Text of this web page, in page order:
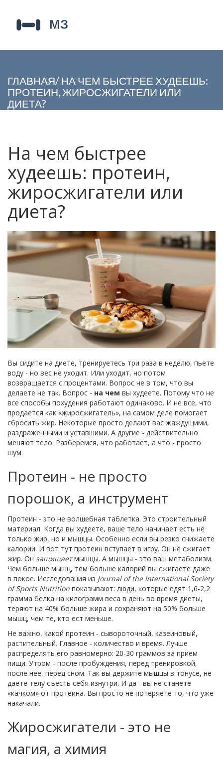
ГЛАВНАЯ/ НА ЧЕМ БЫСТРЕЕ ХУДЕЕШЬ:
ПРОТЕИН, ЖИРОСЖИГАТЕЛИ ИЛИ
ДИЕТА?
На чем быстрее
худеешь: протеин,
жиросжигатели или
диета?
Вы сидите на диете, тренируетесь три раза в неделю, пьете
воду - но вес не уходит. Или уходит, но потом
возвращается с процентами. Вопрос не в том, что вы
делаете не так. Вопрос - на чем вы худеете. Потому что не
все способы похудения работают одинаково. И не все, что
продается как «жиросжигатель», на самом деле помогает
сбросить жир. Некоторые просто делают вас жаждущими,
раздраженными и уставшими. А другие - действительно
меняют тело. Разберемся, что работает, а что - просто
шум.
Протеин - не просто
порошок, а инструмент
Протеин - это не волшебная таблетка. Это строительный
материал. Когда вы худеете, ваше тело начинает есть не
только жир, но и мышцы. Особенно если вы резко снижаете
калории. И вот тут протеин вступает в игру. Он не сжигает
жир. Он защищаетмышцы. А мышцы - это ваш метаболизм.
Чем больше мышц, тем больше калорий вы сжигаете даже
в покое. Исследования из Journal of the International Society
of Sports Nutrition показывают: люди, которые едят 1,6-2,2
грамма белка на килограмм веса в день во время диеты,
теряют на 40% больше жира и сохраняют на 50% больше
мышц, чем те, кто ест меньше.
Не важно, какой протеин - сывороточный, казеиновый,
растительный. Главное - количество и время. Лучше
распределять его равномерно: 20-30 граммов за прием
пищи. Утром - после пробуждения, перед тренировкой,
после нее, перед сном. Так вы держите мышцы в тонусе, не
даете телу съесть себя изнутри. И да - вы не станете
«качком» от протеина. Вы просто не потеряете то, что уже
накачали.
Жиросжигатели - это не
магия, а химия